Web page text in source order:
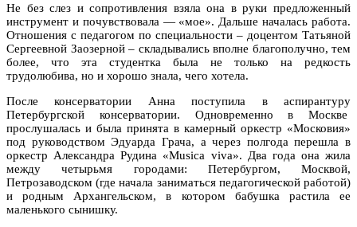
Не без слез и сопротивления взяла она в руки предложенный
инструмент и почувствовала — «мое». Дальше началась работа.
Отношения с педагогом по специальности – доцентом Татьяной
Сергеевной Заозерной – складывались вполне благополучно, тем
более, что эта студентка была не только на редкость
трудолюбива, но и хорошо знала, чего хотела.
После консерватории Анна поступила в аспирантуру
Петербургской консерватории. Одновременно в Москве
прослушалась и была принята в камерный оркестр «Московия»
под руководством Эдуарда Грача, а через полгода перешла в
оркестр Александра Рудина «Musica viva». Два года она жила
между четырьмя городами: Петербургом, Москвой,
Петрозаводском (где начала заниматься педагогической работой)
и родным Архангельском, в котором бабушка растила ее
маленького сынишку.